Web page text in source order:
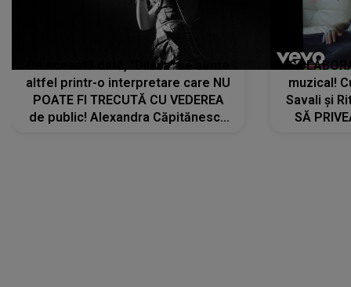
De această dată, "Dilaila" se simte
altfel printr-o interpretare care NU
POATE FI TRECUTĂ CU VEDEREA
de public! Alexandra Căpitănescu
muzical!
Savali și
SĂ